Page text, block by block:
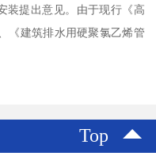
装提出意见。由于现行《高
《建筑排水用硬聚氯乙烯管
Top